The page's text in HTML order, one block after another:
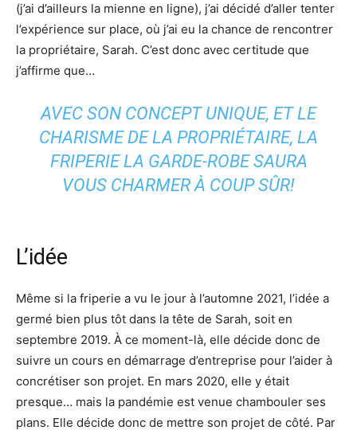
(j’ai d’ailleurs la mienne en ligne), j’ai décidé d’aller tenter
l’expérience sur place, où j’ai eu la chance de rencontrer
la propriétaire, Sarah. C’est donc avec certitude que
j’affirme que…
AVEC SON CONCEPT UNIQUE, ET LE
CHARISME DE LA PROPRIÉTAIRE, LA
FRIPERIE LA GARDE-ROBE SAURA
VOUS CHARMER À COUP SÛR!
L’idée
Même si la friperie a vu le jour à l’automne 2021, l’idée a
germé bien plus tôt dans la tête de Sarah, soit en
septembre 2019. À ce moment-là, elle décide donc de
suivre un cours en démarrage d’entreprise pour l’aider à
concrétiser son projet. En mars 2020, elle y était
presque… mais la pandémie est venue chambouler ses
plans. Elle décide donc de mettre son projet de côté. Par